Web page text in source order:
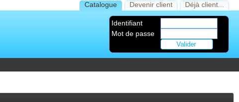
Catalogue Devenir client Déjà client...
Identifiant
Mot de passe